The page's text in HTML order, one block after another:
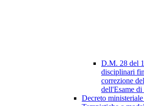
D.M. 28 del
disciplinari
correzione
dell'Esame di
Decreto